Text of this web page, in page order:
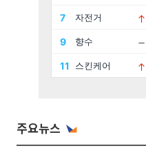
주요뉴스